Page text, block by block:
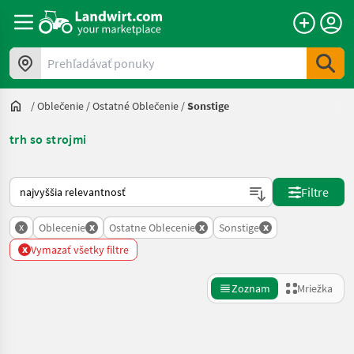
Prehľadávať ponuky
/Oblečenie /Ostatné Oblečenie /Sonstige
trh so strojmi
Takto sa vykonáva triedenie na Landwirt.com
Filtre
x Oblecenie x Ostatne Oblecenie x Sonstige x
x Vymazať všetky filtre
Zoznam Mriežka